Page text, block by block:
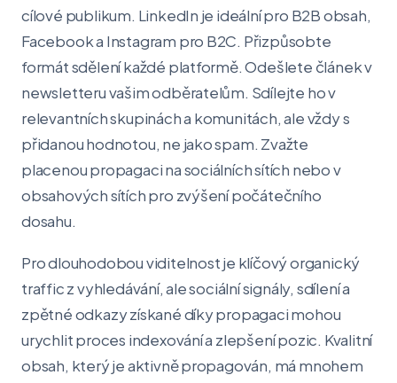
cílové publikum. LinkedIn je ideální pro B2B obsah,
Facebook a Instagram pro B2C. Přizpůsobte
formát sdělení každé platformě. Odešlete článek v
newsletteru vašim odběratelům. Sdílejte ho v
relevantních skupinách a komunitách, ale vždy s
přidanou hodnotou, ne jako spam. Zvažte
placenou propagaci na sociálních sítích nebo v
obsahových sítích pro zvýšení počátečního
dosahu.
Pro dlouhodobou viditelnost je klíčový organický
traffic z vyhledávání, ale sociální signály, sdílení a
zpětné odkazy získané díky propagaci mohou
urychlit proces indexování a zlepšení pozic. Kvalitní
obsah, který je aktivně propagován, má mnohem